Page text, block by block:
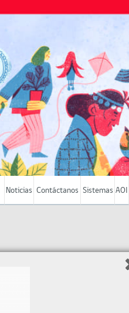
Noticias Contáctanos Sistemas AOI